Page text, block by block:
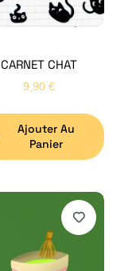
CARNET CHAT
9,90 €
Ajouter Au
Panier